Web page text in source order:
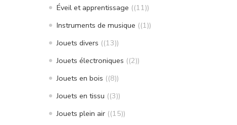
Éveil et apprentissage (11)
Instruments de musique (1)
Jouets divers (13)
Jouets électroniques (2)
Jouets en bois (8)
Jouets en tissu (3)
Jouets plein air (15)